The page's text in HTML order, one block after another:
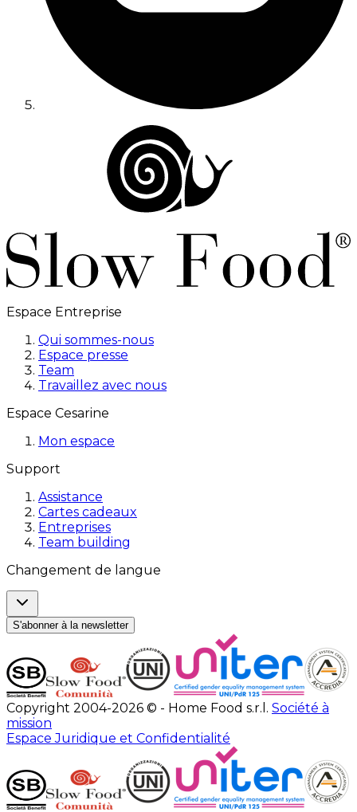
Espace Entreprise
Qui sommes-nous
Espace presse
Team
Travaillez avec nous
Espace Cesarine
Mon espace
Support
Assistance
Cartes cadeaux
Entreprises
Team building
Changement de langue
S'abonner à la newsletter
Copyright 2004-2026 © - Home Food s.r.l. Société à
mission
Espace Juridique et Confidentialité